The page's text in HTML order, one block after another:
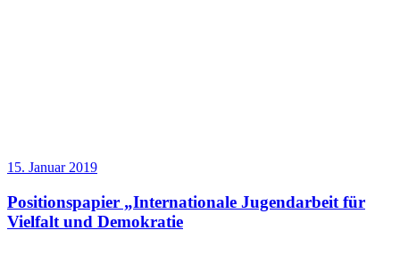
15. Januar 2019
Positionspapier „Internationale Jugendarbeit für
Vielfalt und Demokratie